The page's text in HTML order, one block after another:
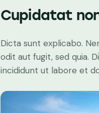
Cupidatat
Dicta sunt explicabo.
odit aut fugit, sed quia.
incididunt ut labore et